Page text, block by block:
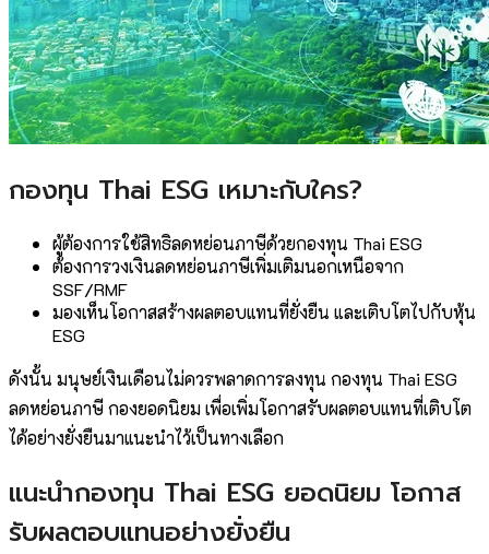
กองทุน Thai ESG เหมาะกับใคร?
ผู้ต้องการใช้สิทธิลดหย่อนภาษีด้วยกองทุน Thai ESG
ต้องการวงเงินลดหย่อนภาษีเพิ่มเติมนอกเหนือจาก
SSF/RMF
มองเห็นโอกาสสร้างผลตอบแทนที่ยั่งยืน และเติบโตไปกับหุ้น
ESG
ดังนั้น มนุษย์เงินเดือนไม่ควรพลาดการลงทุน กองทุน Thai ESG
ลดหย่อนภาษี กองยอดนิยม เพื่อเพิ่มโอกาสรับผลตอบแทนที่เติบโต
ได้อย่างยั่งยืนมาแนะนำไว้เป็นทางเลือก
แนะนำกองทุน Thai ESG ยอดนิยม โอกาส
รับผลตอบแทนอย่างยั่งยืน